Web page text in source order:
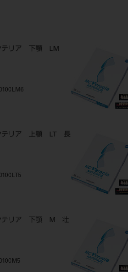
テリア 下顎 LM
テリア 上顎 LT 長
テリア 下顎 M 壮